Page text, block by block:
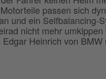
passen sich
und ein Selfbalancing-
nicht mehr umkippen
Heinrich von BMW